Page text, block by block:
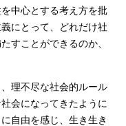
中心とする考え方を批
にとって、どれだけ社
すことができるのか、
理不尽な社会的ルール
会になってきたように
自由を感じ、生き生き